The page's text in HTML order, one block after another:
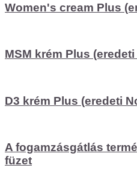
Women's cream Plus
MSM krém Plus
D3 krém Plus (eredeti
A fogamzásgátlás
füzet